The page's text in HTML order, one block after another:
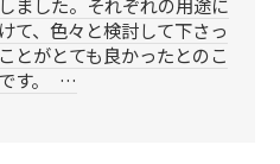
ました。それぞれの用途に
て、色々と検討して下さっ
とがとても良かったとのこ
す。 …